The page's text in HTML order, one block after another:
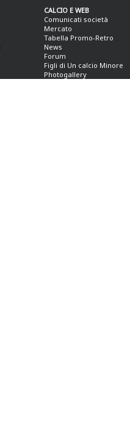
CALCIO E WEB
Comunicati società
Mercato
Tabella Promo-Retro
News
Forum
Figli di Un calcio Minore
Photogallery